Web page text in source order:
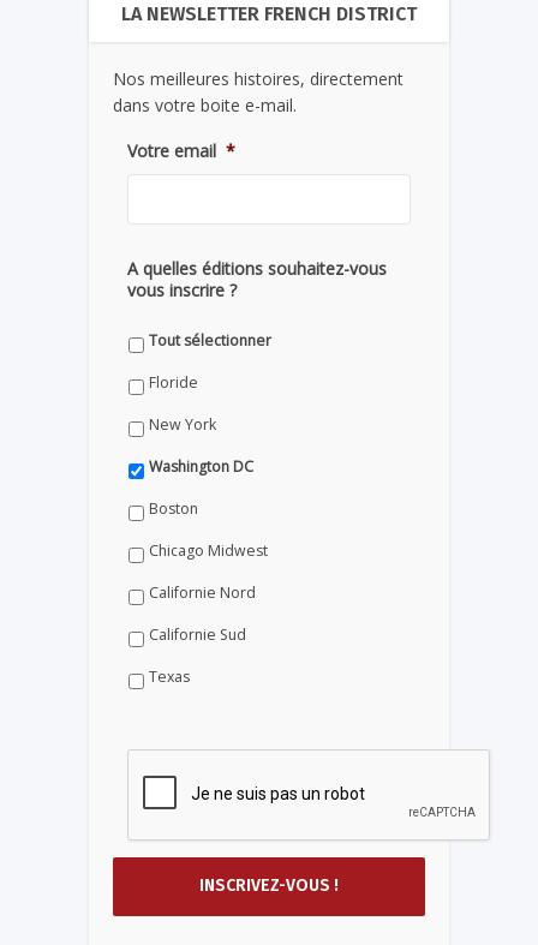
LA NEWSLETTER FRENCH DISTRICT
Nos meilleures histoires, directement
dans votre boite e-mail.
Votre email *
A quelles éditions souhaitez-vous
vous inscrire ?
Tout sélectionner
Floride
New York
Washington DC
Boston
Chicago Midwest
Californie Nord
Californie Sud
Texas